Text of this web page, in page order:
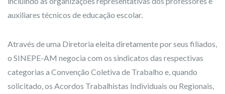
auxiliares técnicos de educação escolar.
Através de uma Diretoria eleita diretamente por seus filiados,
o SINEPE-AM negocia com os sindicatos das respectivas
categorias a Convenção Coletiva de Trabalho e, quando
solicitado, os Acordos Trabalhistas Individuais ou Regionais,